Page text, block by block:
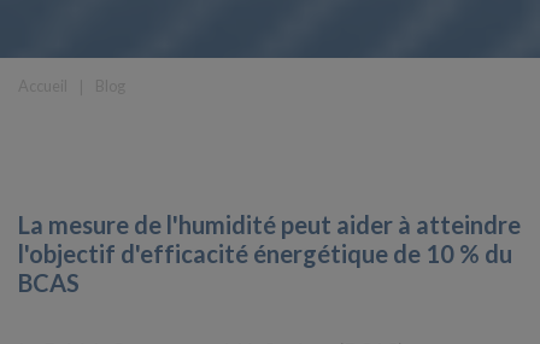
La mesure de l'humidité peut aider à atteindre
l'objectif d'efficacité énergétique de 10 % du
BCAS